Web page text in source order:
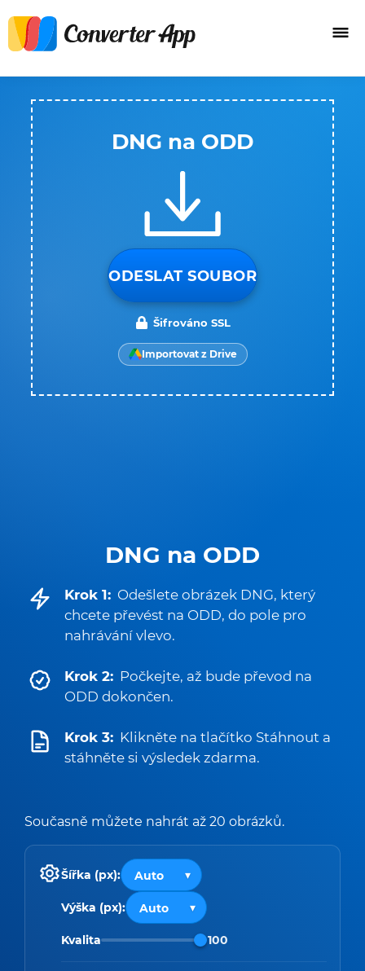
DNG na ODD
Krok 1: Odešlete obrázek DNG, který
chcete převést na ODD, do pole pro
nahrávání vlevo.
Krok 2: Počkejte, až bude převod na
ODD dokončen.
Krok 3: Klikněte na tlačítko Stáhnout a
stáhněte si výsledek zdarma.
Současně můžete nahrát až 20 obrázků.
Šířka (px):
Výška (px):
Kvalita 100
DNG na ODD
ODESLAT SOUBOR
Šifrováno SSL
Importovat z Drive